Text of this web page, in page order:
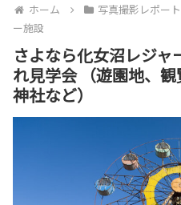
ホーム 写真撮影レポート
ー施設
さよなら化女沼レジ
れ見学会 （遊園地、
神社など）